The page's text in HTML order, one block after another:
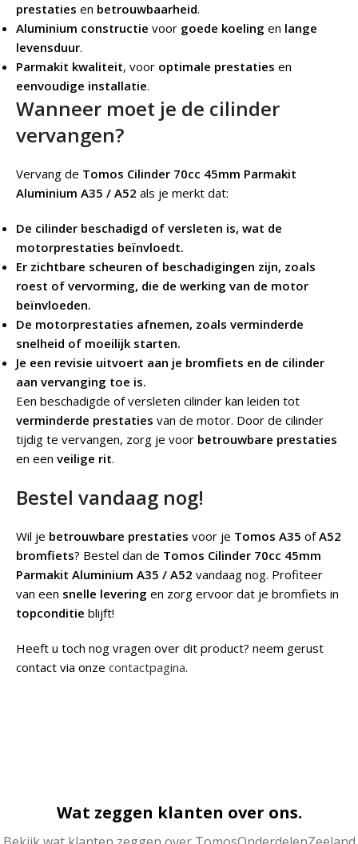
prestaties en betrouwbaarheid.
Aluminium constructie voor goede koeling en lange
levensduur.
Parmakit kwaliteit, voor optimale prestaties en
eenvoudige installatie.
Wanneer moet je de cilinder
vervangen?
Vervang de Tomos Cilinder 70cc 45mm Parmakit
Aluminium A35 / A52 als je merkt dat:
De cilinder beschadigd of versleten is, wat de
motorprestaties beïnvloedt.
Er zichtbare scheuren of beschadigingen zijn, zoals
roest of vervorming, die de werking van de motor
beïnvloeden.
De motorprestaties afnemen, zoals verminderde
snelheid of moeilijk starten.
Je een revisie uitvoert aan je bromfiets en de cilinder
aan vervanging toe is.
Een beschadigde of versleten cilinder kan leiden tot
verminderde prestaties van de motor. Door de cilinder
tijdig te vervangen, zorg je voor betrouwbare prestaties
en een veilige rit.
Bestel vandaag nog!
Wil je betrouwbare prestaties voor je Tomos A35 ofA52
bromfiets? Bestel dan de Tomos Cilinder 70cc 45mm
Parmakit Aluminium A35 / A52 vandaag nog. Profiteer
van een snelle levering en zorg ervoor dat je bromfiets in
topconditie blijft!
Heeft u toch nog vragen over dit product? neem gerust
contact via onze contactpagina.
Wat zeggen klanten over ons.